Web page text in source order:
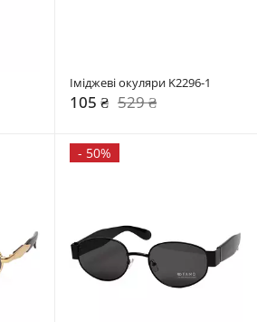
Іміджеві окуляри K2296-1
105 ₴ 529 ₴
- 50%